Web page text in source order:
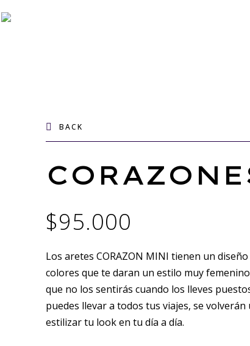
BACK
$95.000
Los aretes CORAZON MINI tienen un
colores que te daran un estilo muy
que no los sentirás cuando los lleves
puedes llevar a todos tus viajes, se
estilizar tu look en tu día a día.